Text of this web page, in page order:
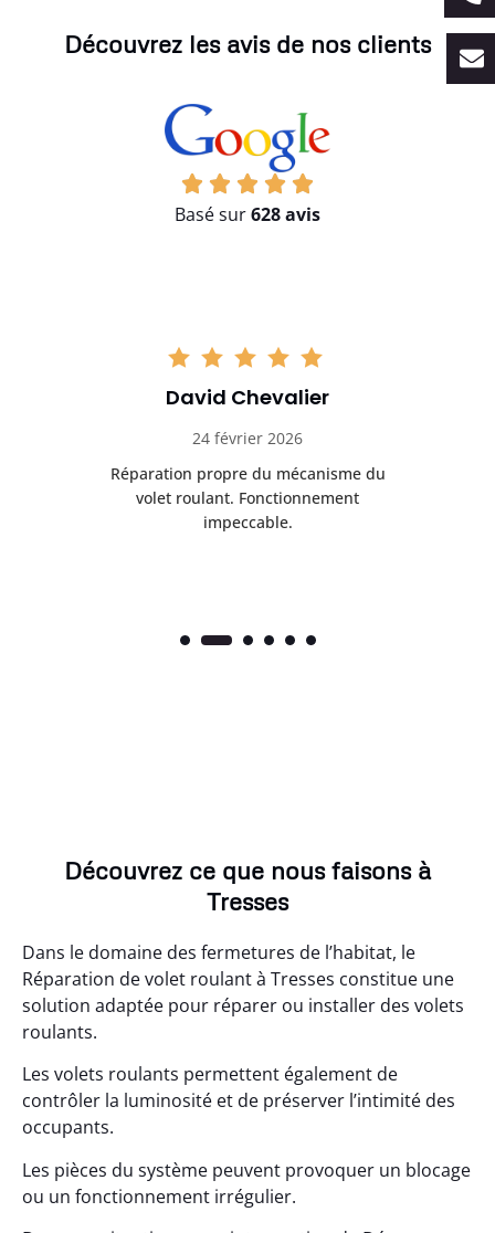
Découvrez les avis de nos clients
Basé sur628 avis
David Chevalier
24 février 2026
Réparation propre du mécanisme du
volet roulant. Fonctionnement
impeccable.
Découvrez ce que nous faisons à
Tresses
Dans le domaine des fermetures de l’habitat, le
Réparation de volet roulant à Tresses constitue une
solution adaptée pour réparer ou installer des volets
roulants.
Les volets roulants permettent également de
contrôler la luminosité et de préserver l’intimité des
occupants.
Les pièces du système peuvent provoquer un blocage
ou un fonctionnement irrégulier.